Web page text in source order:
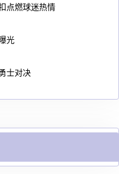
点燃球迷热情
光
士对决